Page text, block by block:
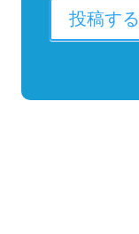
投稿する